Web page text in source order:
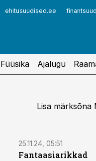
ehitusuudised.ee
Füüsika Ajalugu
Lisa märksõna
25.11.24, 05:51
Fantaasiarikkad